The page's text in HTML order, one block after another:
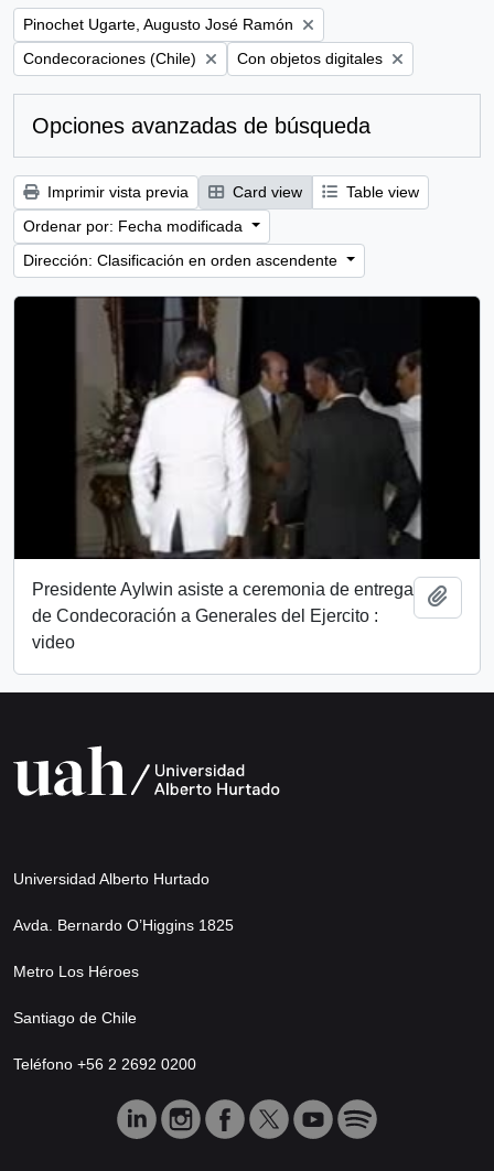
Remove filter:
Pinochet Ugarte, Augusto José Ramón
Remove filter:
Condecoraciones (Chile) Remove filter:
Con objetos digitales
Opciones avanzadas de búsqueda
Imprimir vista previa Card view
Table view
Ordenar por: Fecha modificada
Dirección: Clasificación en orden ascendente
Presidente Aylwin asiste a ceremonia de entrega
de Condecoración a Generales del Ejercito :
video
Universidad Alberto Hurtado
Avda. Bernardo O’Higgins 1825
Metro Los Héroes
Santiago de Chile
Teléfono +56 2 2692 0200